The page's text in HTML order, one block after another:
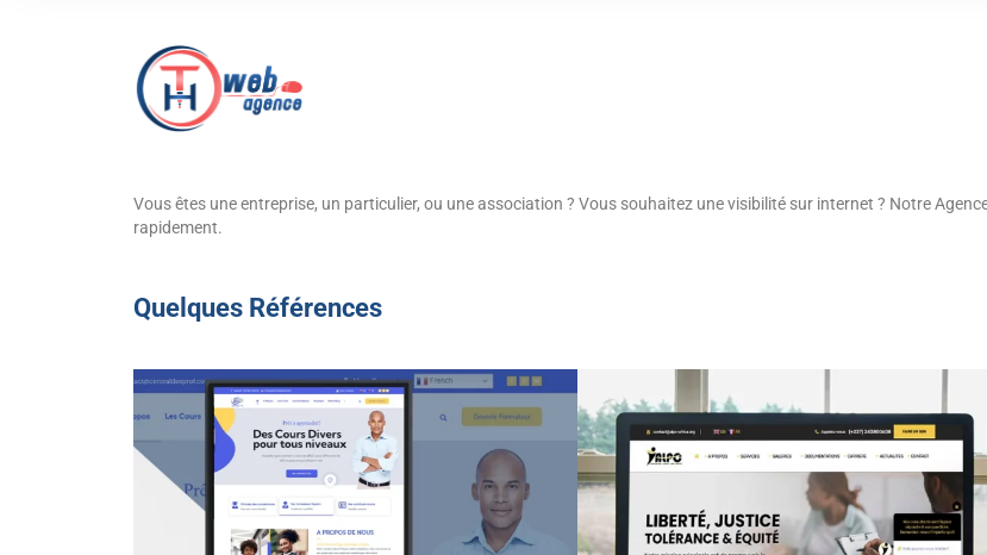
Vous êtes une entreprise, un particulier, ou une association ? Vous souhaitez une visibilité sur internet ? Notre
rapidement.
Quelques Références